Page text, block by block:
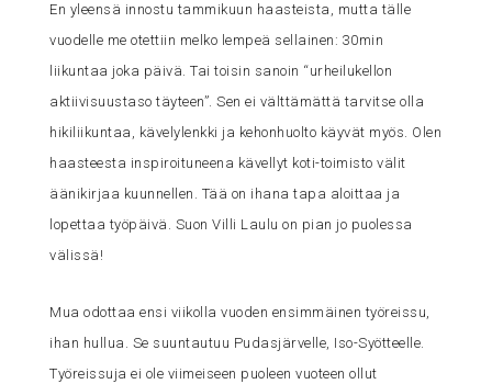
En yleensä innostu tammikuun haasteista, mutta tälle
vuodelle me otettiin melko lempeä sellainen: 30min
liikuntaa joka päivä. Tai toisin sanoin “urheilukellon
aktiivisuustaso täyteen”. Sen ei välttämättä tarvitse olla
hikiliikuntaa, kävelylenkki ja kehonhuolto käyvät myös. Olen
haasteesta inspiroituneena kävellyt koti-toimisto välit
äänikirjaa kuunnellen. Tää on ihana tapa aloittaa ja
lopettaa työpäivä. Suon Villi Laulu on pian jo puolessa
välissä!
Mua odottaa ensi viikolla vuoden ensimmäinen työreissu,
ihan hullua. Se suuntautuu Pudasjärvelle, Iso-Syötteelle.
Työreissuja ei ole viimeiseen puoleen vuoteen ollut